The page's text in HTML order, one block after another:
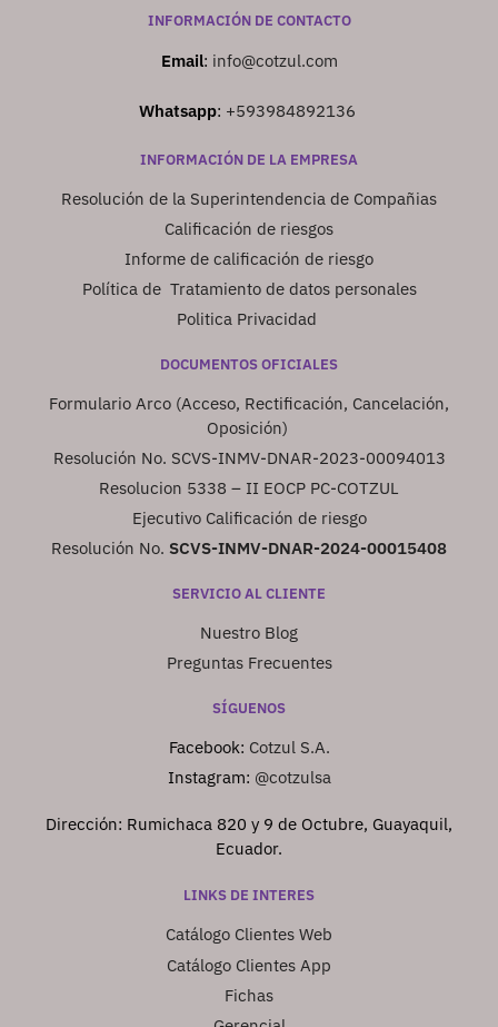
INFORMACIÓN DE CONTACTO
Email: info@cotzul.com
Whatsapp: +593984892136
INFORMACIÓN DE LA EMPRESA
Resolución de la Superintendencia de Compañias
Calificación de riesgos
Informe de calificación de riesgo
Política de Tratamiento de datos personales
Politica Privacidad
DOCUMENTOS OFICIALES
Formulario Arco (Acceso, Rectificación, Cancelación,
Oposición)
Resolución No. SCVS-INMV-DNAR-2023-00094013
Resolucion 5338 – II EOCP PC-COTZUL
Ejecutivo Calificación de riesgo
Resolución No. SCVS-INMV-DNAR-2024-00015408
SERVICIO AL CLIENTE
Nuestro Blog
Preguntas Frecuentes
SÍGUENOS
Facebook: Cotzul S.A.
Instagram: @cotzulsa
Dirección: Rumichaca 820 y 9 de Octubre, Guayaquil,
Ecuador.
LINKS DE INTERES
Catálogo Clientes Web
Catálogo Clientes App
Fichas